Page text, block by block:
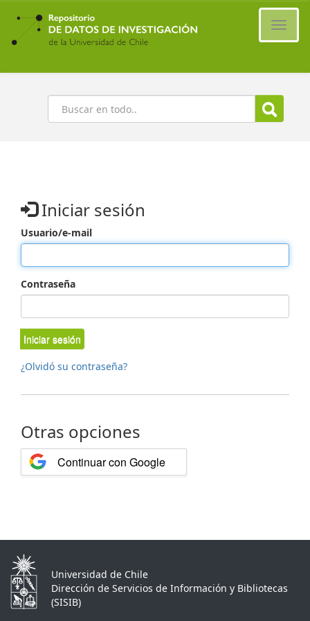
Ir
contenido
principal
Buscar
Iniciar sesión
Usuario/e-mail
Contraseña
Iniciar sesión
¿Olvidó su contraseña?
Otras opciones
Continuar con Google
Universidad de Chile
Dirección de Servicios de Información y Bibliotecas
(SISIB)